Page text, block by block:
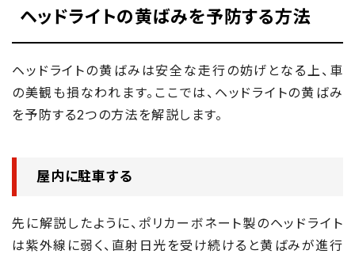
ヘッドライトの黄ばみを予防する方法
ヘッドライトの黄ばみは安全な走行の妨げとなる上、車
の美観も損なわれます。ここでは、ヘッドライトの黄ばみ
を予防する2つの方法を解説します。
屋内に駐車する
先に解説したように、ポリカーボネート製のヘッドライト
は紫外線に弱く、直射日光を受け続けると黄ばみが進行